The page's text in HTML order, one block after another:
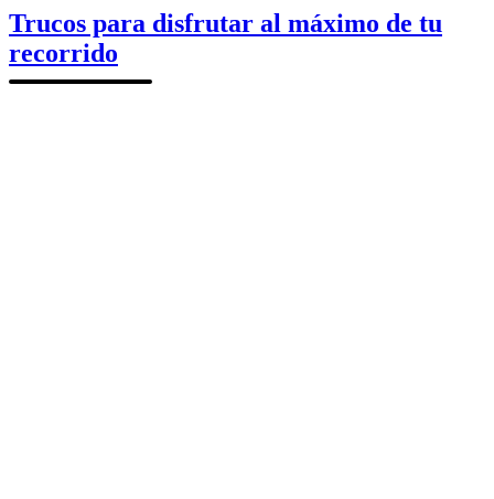
educativa
Trucos para disfrutar al máximo de tu
recorrido